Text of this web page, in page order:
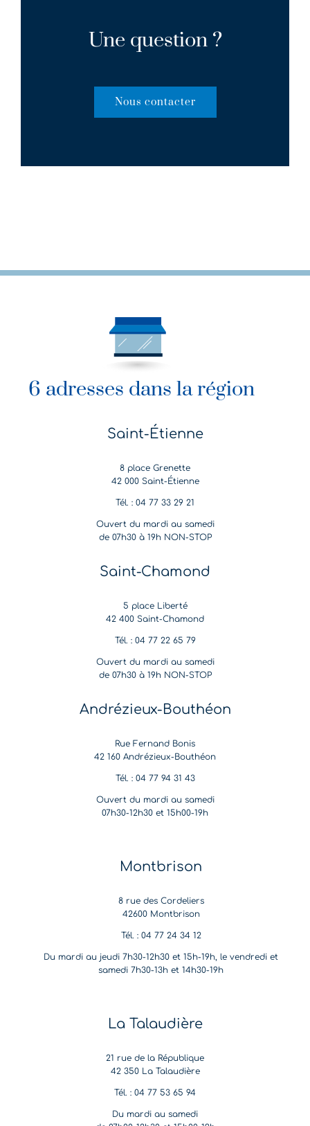
Une question ?
Nous contacter
6 adresses dans la région
Saint-Étienne
8 place Grenette
42 000 Saint-Étienne
Tél. : 04 77 33 29 21
Ouvert du mardi au samedi
de 07h30 à 19h NON-STOP
Saint-Chamond
5 place Liberté
42 400 Saint-Chamond
Tél. : 04 77 22 65 79
Ouvert du mardi au samedi
de 07h30 à 19h NON-STOP
Andrézieux-Bouthéon
Rue Fernand Bonis
42 160 Andrézieux-Bouthéon
Tél. : 04 77 94 31 43
Ouvert du mardi au samedi
07h30-12h30 et 15h00-19h
Montbrison
8 rue des Cordeliers
42600 Montbrison
Tél. : 04 77 24 34 12
Du mardi au jeudi 7h30-12h30 et 15h-19h, le vendredi et
samedi 7h30-13h et 14h30-19h
La Talaudière
21 rue de la République
42 350 La Talaudière
Tél. : 04 77 53 65 94
Du mardi au samedi